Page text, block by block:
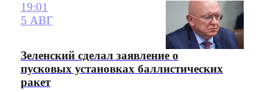
19:01
5 АВГ
Зеленский сделал заявление о
пусковых установках баллистических
ракет